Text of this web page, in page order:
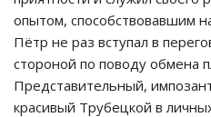
опытом, способствовавшим
Пётр не раз вступал в
стороной по поводу обмена
Представительный,
красивый Трубецкой в